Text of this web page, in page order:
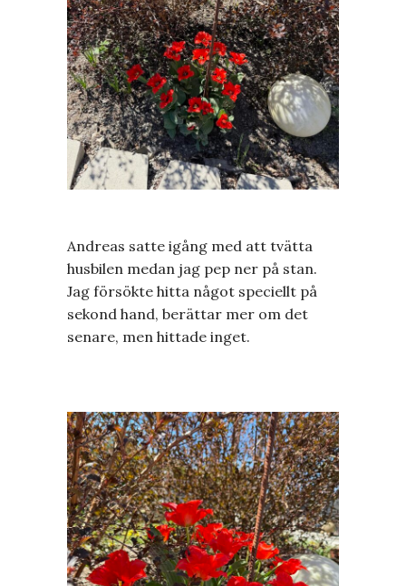
Andreas satte igång med att tvätta
husbilen medan jag pep ner på stan.
Jag försökte hitta något speciellt på
sekond hand, berättar mer om det
senare, men hittade inget.